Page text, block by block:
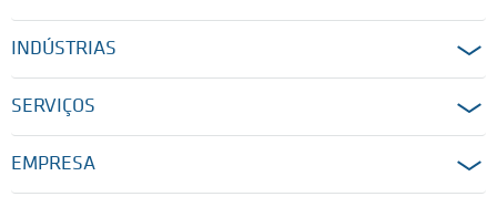
INDÚSTRIAS
SERVIÇOS
EMPRESA